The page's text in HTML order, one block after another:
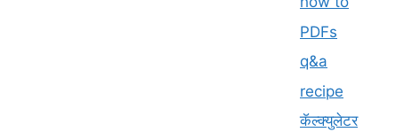
PDFs
q&a
recipe
कॅल्क्युलेटर